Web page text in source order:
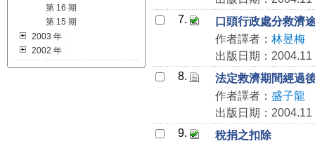
第 16 期
第 15 期
2003 年
2002 年
7.
口頭行政處分救濟
作者譯者： 林昱梅
出版日期：2004.11
8.
法定救濟期間經過
作者譯者： 盛子龍
出版日期：2004.11
9.
稅捐之扣除